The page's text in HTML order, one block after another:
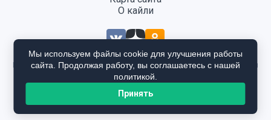
О кайли
Информация, размещенная на сайте, не является публичной офертой
и предоставляется в ознакомительных целях. Для получения
подробной информации общайтесь в отдел продаж застройщика.
Мы используем файлы cookie для улучшения работы
сайта. Продолжая работу, вы соглашаетесь с нашей
политикой.
Принять